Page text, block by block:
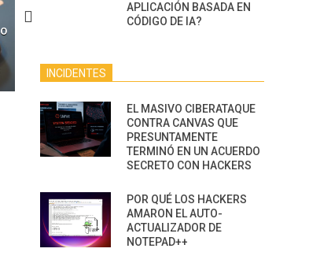
NAVEGADORES DE IA
AGÉNTICA
APLICACIÓN BASADA EN
CÓDIGO DE IA?
INCIDENTES
EL MASIVO CIBERATAQUE
CONTRA CANVAS QUE
PRESUNTAMENTE
TERMINÓ EN UN ACUERDO
SECRETO CON HACKERS
POR QUÉ LOS HACKERS
AMARON EL AUTO-
ACTUALIZADOR DE
NOTEPAD++